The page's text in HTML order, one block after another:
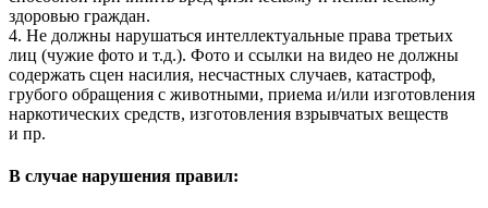
здоровью граждан.
4. Не должны нарушаться интеллектуальные права третьих
лиц (чужие фото и т.д.). Фото и ссылки на видео не должны
содержать сцен насилия, несчастных случаев, катастроф,
грубого обращения с животными, приема и/или изготовления
наркотических средств, изготовления взрывчатых веществ
и пр.
В случае нарушения правил: